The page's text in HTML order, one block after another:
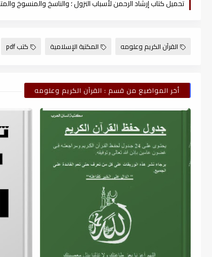
القرآن الكريم وعلومه المكتبة الإسلامية كتب pdf
أخر المواضيع من قسم : القرآن الكريم وعلومه